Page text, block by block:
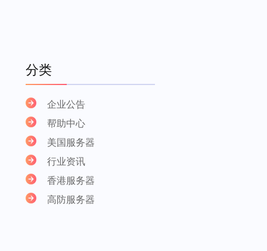
分类
企业公告
帮助中心
美国服务器
行业资讯
香港服务器
高防服务器